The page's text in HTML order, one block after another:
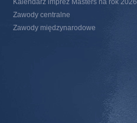
Kalendarz imprez Masters na rok 2026
Zawody centralne
Zawody międzynarodowe